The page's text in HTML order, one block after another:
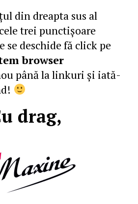
din dreapta sus al
trei punctişoare
se deschide fă click pe
browser
până la linkuri şi iată-
drag,